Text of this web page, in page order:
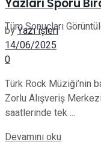
Tüm Sonuçları
Yazları Sporu
byYazı işleri
14/06/2025
0
Türk Rock Müziği’nin
Zorlu Alışveriş
saatlerinde tek ...
Devamını oku